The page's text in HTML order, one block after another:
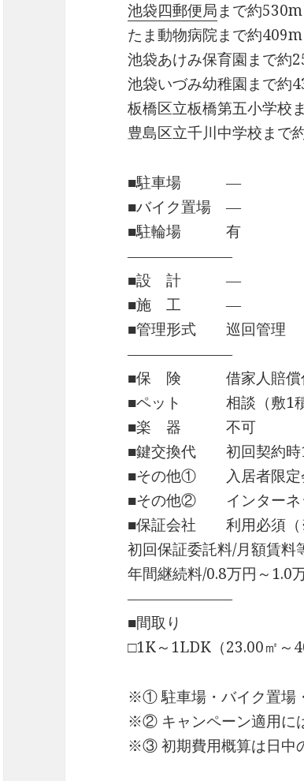
池袋四郵便局まで約530m
たま動物病院まで約409m
池袋あけみ保育園まで約
池袋いづみ幼稚園まで約
板橋区立板橋第五小学校
豊島区立千川中学校まで
■駐車場 ―
■バイク置場 ―
■駐輪場 有
―――――――
■設 計 ―
■施 工 ―
■管理形式 巡回管理
―――――――
■保 険 借家人賠償付
■ペット 相談（敷1積
■楽 器 不可
■鍵交換代 初回契約時
■その他① 入居者限定会
■その他② インターネッ
■保証会社 利用必須（※
初回保証委託料/月額賃料
年間継続料/0.8万円～1.0
―――――――
■間取り
□1K～1LDK（23.00㎡～
※① 駐車場・バイク置場
※② キャンペーン適用に
※③ 初期費用概算は日中